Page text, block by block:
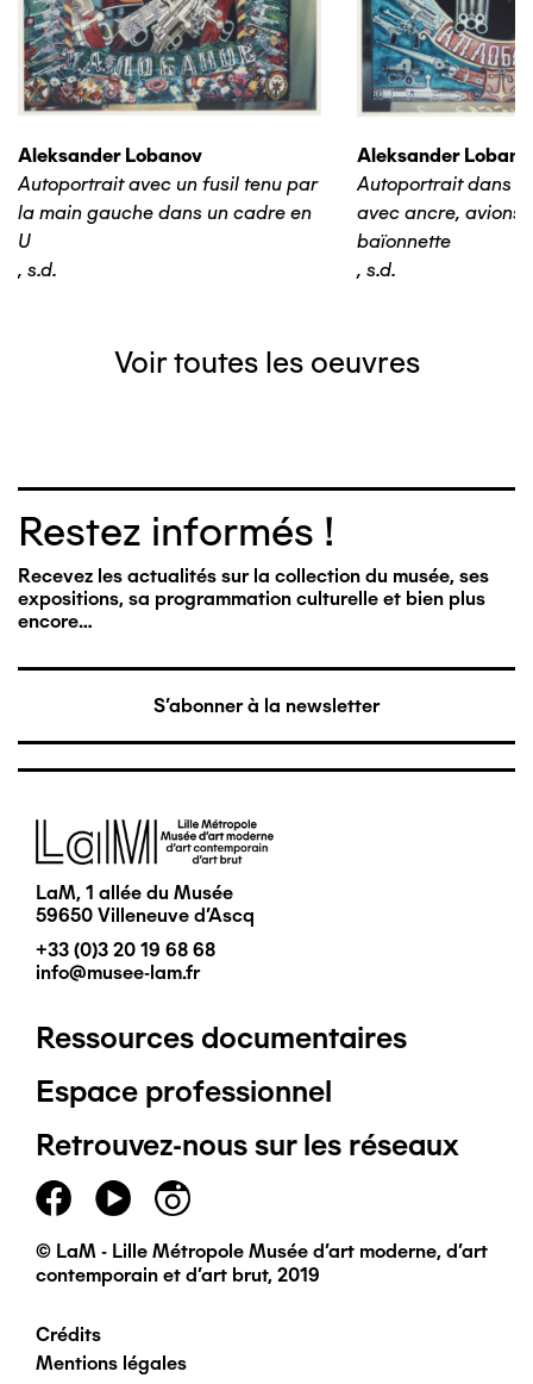
Aleksander Lobanov
Autoportrait avec un fusil tenu par
la main gauche dans un cadre en
U
, s.d.
Aleksander
Autoportrait dans
avec ancre, avions
baïonnette
, s.d.
Voir toutes les oeuvres
Restez informés !
Recevez les actualités sur la collection du musée, ses
expositions, sa programmation culturelle et bien plus
encore…
S'abonner à la newsletter
Image
LaM, 1 allée du Musée
59650 Villeneuve d'Ascq
+33 (0)3 20 19 68 68
info@musee-lam.fr
Pied
de
page
principal
Ressources documentaires
Espace professionnel
Retrouvez-nous sur les réseaux
© LaM - Lille Métropole Musée d'art moderne, d'art
contemporain et d'art brut, 2019
Pied
Crédits
Mentions légales